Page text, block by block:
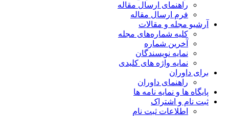
راهنمای ارسال مقاله
فرم ارسال مقاله
آرشیو مجله و مقالات
کلیه شماره‌های مجله
آخرین شماره
نمایه نویسندگان
نمایه واژه های کلیدی
برای داوران
راهنمای داوران
پایگاه ها و نمایه نامه ها
ثبت نام و اشتراک
اطلاعات ثبت نام